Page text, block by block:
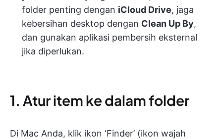
folder penting dengan iCloud Drive, jaga
kebersihan desktop dengan Clean Up By,
dan gunakan aplikasi pembersih eksternal
jika diperlukan.
1. Atur item ke dalam folder
Di Mac Anda, klik ikon ‘Finder’ (ikon wajah